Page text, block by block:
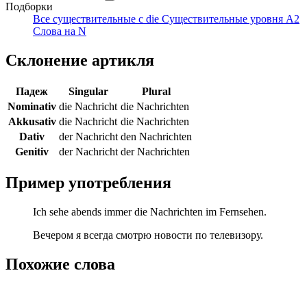
Подборки
Все существительные с die Существительные уровня A2
Слова на N
Склонение артикля
Падеж Singular
Plural
Nominativ die Nachricht die Nachrichten
Akkusativ die Nachricht die Nachrichten
Dativ
der Nachricht den Nachrichten
Genitiv
der Nachricht der Nachrichten
Пример употребления
Ich sehe abends immer die Nachrichten im Fernsehen.
Вечером я всегда смотрю новости по телевизору.
Похожие слова